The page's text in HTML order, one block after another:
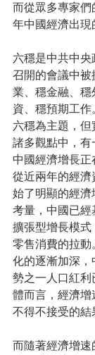
而從眾多專家們
年中國經濟出現
六穩是中共中央
召開的會議中
業、穩金融、
資、穩預期工
六穩為主題，
諸多觀點中，
中國經濟增長正
從近兩年的經濟
始了明顯的經
考量，中國已
擴張型增長模
零售消費的拉
化的逐漸加深
勢之一人口紅
體而言，經濟
不得不接受的結
而隨著經濟增